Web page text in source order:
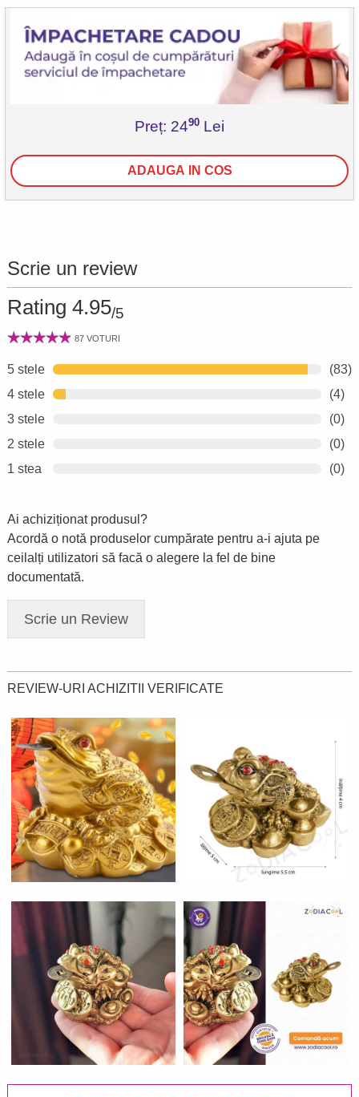
Preț: 2490 Lei
ADAUGA IN COS
Scrie un review
Rating 4.95/5
87 VOTURI
5 stele
(83)
4 stele
(4)
3 stele
(0)
2 stele
(0)
1 stea
(0)
Ai achiziționat produsul?
Acordă o notă produselor cumpărate pentru a-i ajuta pe
ceilalți utilizatori să facă o alegere la fel de bine
documentată.
Scrie un Review
REVIEW-URI ACHIZITII VERIFICATE